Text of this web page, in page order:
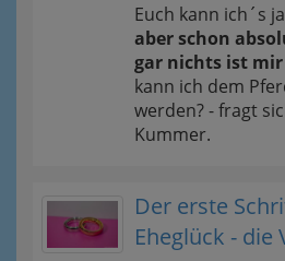
Euch kann ich´s
aber schon
gar nichts ist
kann ich dem
werden? - fragt
Kummer.
Der erste
Eheglück - die